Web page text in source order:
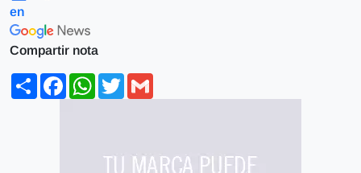
en
Compartir nota
ShareFacebookWhatsApp
Twitter